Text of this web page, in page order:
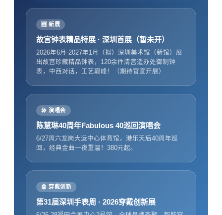
🆕 新展
故宫钟表精品特展 · 深圳首展（暂未开）
2026年6月-2027年1月（拟）深圳美术馆（新馆）展
出故宫珍藏精品钟表，120余件清宫造办处御制钟
表，中西对话，工艺巅峰！（期待官宣开展）
🎤 演唱会
陈慧琳40周年Fabulous 40巡回演唱会
6/27周六龙岗大运中心体育馆，港乐天后40周年巡
回，经典金曲一夜重温！380元起。
🤖 穿戴创新
第31届深圳手表周 · 2026穿戴创新展